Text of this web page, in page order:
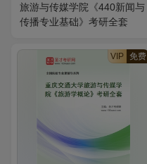
旅游与传媒学院《440新闻与
传播专业基础》考研全套
VIP 免费